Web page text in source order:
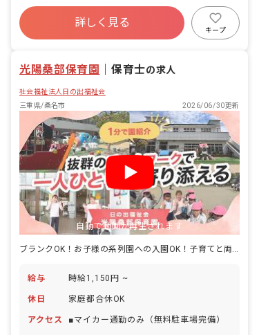
社会保険完備
有給
福利厚生充実
残業少なめ
昇給昇進あり
詳しく見る
キープ
光陽桑部保育園 ｜保育士の求人
社会福祉法人日の出福祉会
三重県/桑名市
2026/06/30更新
自動で動画が再生されます
ブランクOK！お子様の系列園への入園OK！子育てと両立できる環境です
給与 時給1,150円 ~
休日 家庭都合休OK
アクセス ■マイカー通勤のみ（無料駐車場完備）